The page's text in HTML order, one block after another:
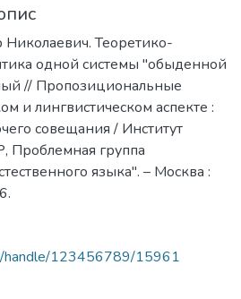
Теоретико-
одной системы "обыденной
// Пропозициональные
и лингвистическом аспекте :
совещания / Институт
Проблемная группа
языка". – Москва :
handle/123456789/15961